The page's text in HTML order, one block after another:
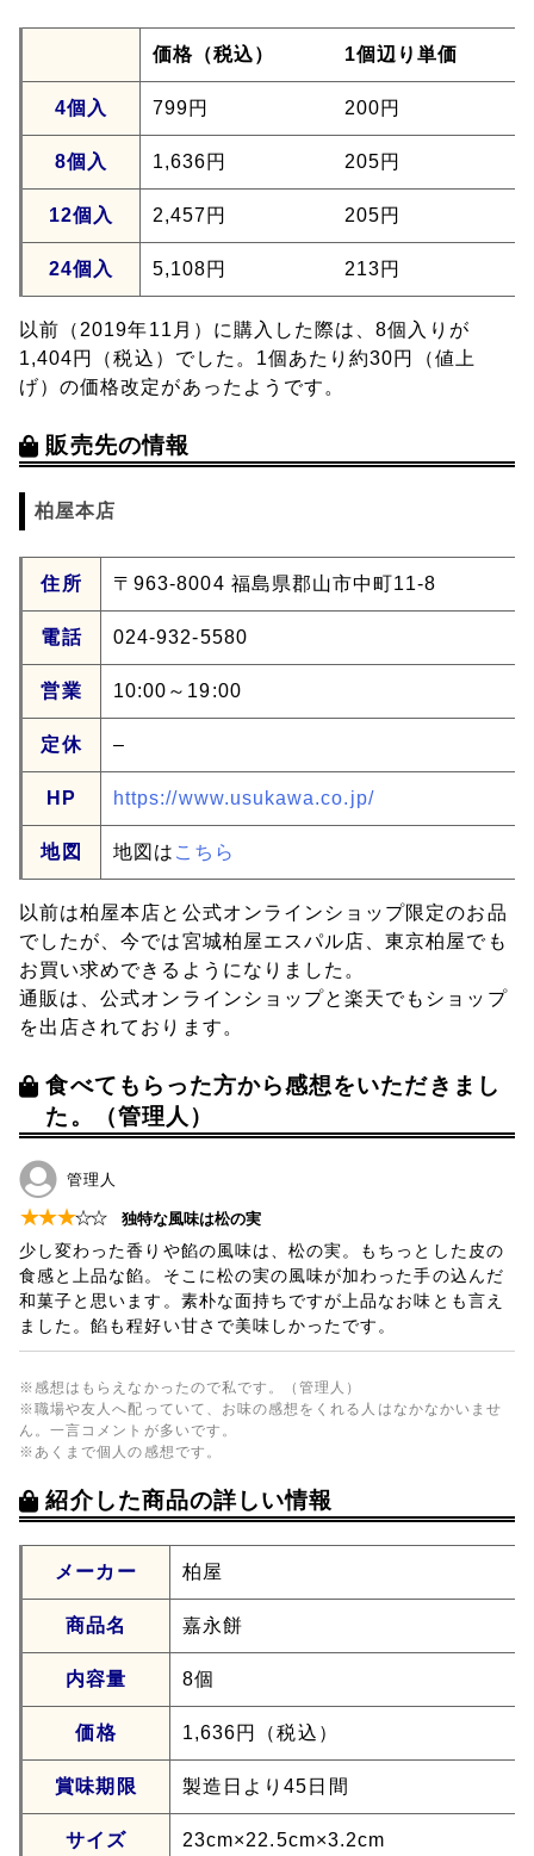
価格（税込） 1個辺り単価
4個入 799円 200円
8個入 1,636円 205円
12個入 2,457円 205円
24個入 5,108円 213円
以前（2019年11月）に購入した際は、8個入りが
1,404円（税込）でした。1個あたり約30円（値上
げ）の価格改定があったようです。
販売先の情報
柏屋本店
住所 〒963-8004 福島県郡山市中町11-8
電話 024-932-5580
営業 10:00～19:00
定休 –
HP https://www.usukawa.co.jp/
地図 地図は こちら
以前は柏屋本店と公式オンラインショップ限定のお品
でしたが、今では宮城柏屋エスパル店、東京柏屋でも
お買い求めできるようになりました。
通販は、公式オンラインショップと楽天でもショップ
を出店されております。
食べてもらった方から感想をいただきまし
た。（管理人）
管理人
★★★☆☆ 独特な風味は松の実
少し変わった香りや餡の風味は、松の実。もちっとした皮の
食感と上品な餡。そこに松の実の風味が加わった手の込んだ
和菓子と思います。素朴な面持ちですが上品なお味とも言え
ました。餡も程好い甘さで美味しかったです。
※感想はもらえなかったので私です。（管理人）
※職場や友人へ配っていて、お味の感想をくれる人はなかなかいませ
ん。一言コメントが多いです。
※あくまで個人の感想です。
紹介した商品の詳しい情報
メーカー 柏屋
商品名 嘉永餅
内容量 8個
価格 1,636円（税込）
賞味期限 製造日より45日間
サイズ 23cm×22.5cm×3.2cm